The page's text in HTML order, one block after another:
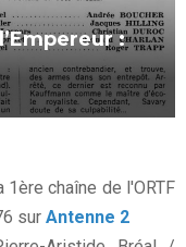
:
chaîne de l'ORTF
sur Antenne 2